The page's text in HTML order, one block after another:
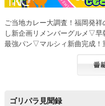
ご当地カレー大調査！福岡発
し新企画リメンバーグルメ▽
最強パン▽マルシィ新曲完成！
ゴリパラ見聞録